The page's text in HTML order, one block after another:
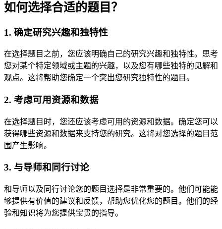
如何选择合适的题目？
1. 确定研究兴趣和独特性
在选择题目之前，您应该明确自己的研究兴趣和独特性。思考
您对某个特定领域或主题的兴趣，以及您有哪些独特的见解和
观点。这将帮助您确定一个突出您研究独特性的题目。
2. 考虑可用资源和数据
在选择题目时，您还应该考虑可用的资源和数据。确定您可以
获得哪些资源和数据来支持您的研究。这将对您选择的题目范
围产生影响。
3. 与导师和同行讨论
和导师以及同行讨论您的题目选择是非常重要的。他们可能能
够提供有价值的建议和反馈，帮助您优化您的题目。他们的经
验和知识将为您提供宝贵的指导。